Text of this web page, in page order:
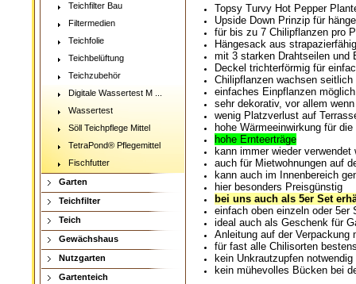
Teichfilter Bau
Filtermedien
Teichfolie
Teichbelüftung
Teichzubehör
Digitale Wassertest M ...
Wassertest
Söll Teichpflege Mittel
TetraPond® Pflegemittel
Fischfutter
Garten
Teichfilter
Teich
Gewächshaus
Nutzgarten
Gartenteich
Topsy Turvy Hot Pepper
Upside Down Prinzip für
für bis zu 7 Chilipflanzen pro
Hängesack aus
mit 3 starken Drahtseilen und
Deckel trichterförmig für
Chilipflanzen wachsen
einfaches Einpflanzen möglich
sehr dekorativ, vor allem
wenig Platzverlust auf
hohe Wärmeeinwirkung für
hohe Ernteerträge
kann immer wieder verwendet
auch für Mietwohnungen auf
kann auch im Innenbereich
hier besonders Preisgünstig
bei uns auch als 5er Set
einfach oben einzeln oder 5er
ideal auch als Geschenk für
Anleitung auf der Verpackung
für fast alle Chilisorten
kein Unkrautzupfen notwendig
kein mühevolles Bücken bei